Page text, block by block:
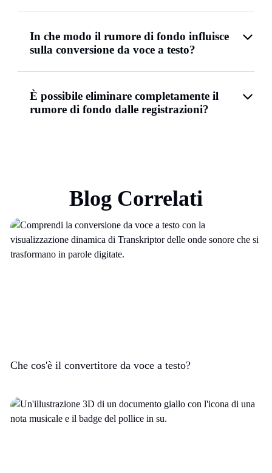
In che modo il rumore di fondo influisce
sulla conversione da voce a testo?
È possibile eliminare completamente il
rumore di fondo dalle registrazioni?
Blog Correlati
Che cos'è il convertitore da voce a testo?